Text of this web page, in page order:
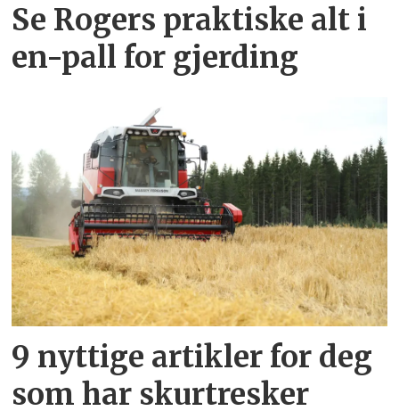
Se Rogers praktiske alt i
en-pall for gjerding
9 nyttige artikler for deg
som har skurtresker